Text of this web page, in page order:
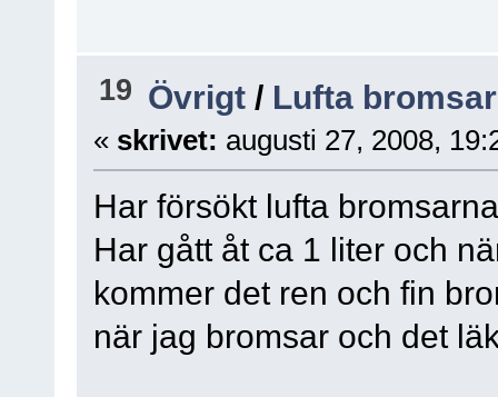
19 Övrigt / Lufta
« skrivet: augusti 27, 2008,
Har försökt lufta
Har gått åt ca 1 liter och
kommer det ren och fin
när jag bromsar och det